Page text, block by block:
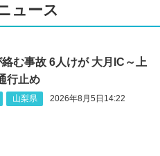
ュース
む事故 6人けが 大月IC～上
行止め
山梨県 2026年8月5日14:22